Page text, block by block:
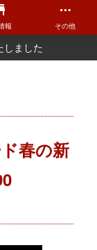
報 その他
ました
春の新